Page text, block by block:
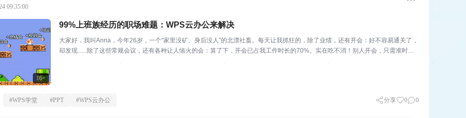
09:35:00
16+
99%上班族经历的职场难题：WPS云办公来解决
大家好，我叫Anna，今年26岁，一个“家里没矿、身后没人”的北漂社畜。每天让我抓狂的，除了业绩，还有开会：好不容易通关了，
却发现......除了这些常规会议，还有各种让人恼火的会：算了下，开会已占我工作时长的70%。实在吃不消！别人开会，只需准时参
#WPS学堂 #PPT #WPS云办公 分享 0 0